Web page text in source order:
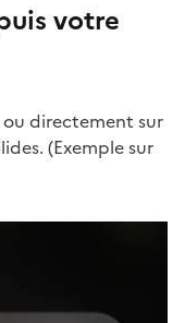
votre
directement sur
(Exemple sur